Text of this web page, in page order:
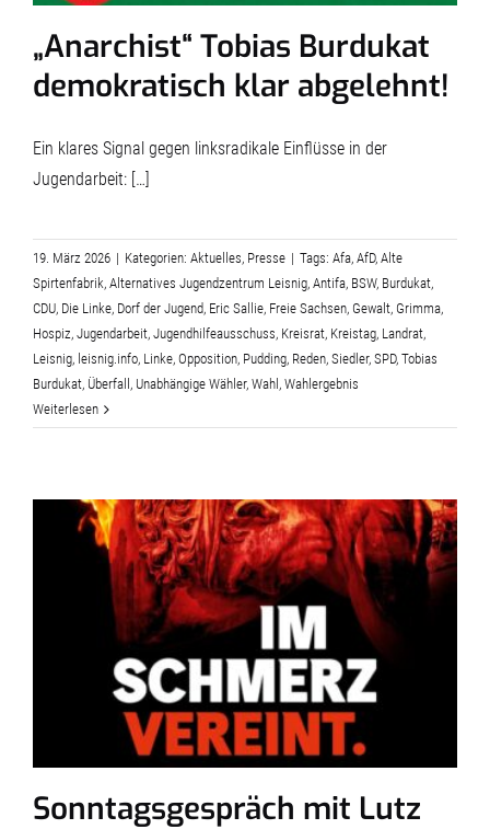
„Anarchist“ Tobias Burdukat
demokratisch klar abgelehnt!
Ein klares Signal gegen linksradikale Einflüsse in der
Jugendarbeit: […]
19. März 2026 | Kategorien: Aktuelles, Presse | Tags: Afa, AfD, Alte
Spirtenfabrik, Alternatives Jugendzentrum Leisnig, Antifa, BSW, Burdukat,
CDU, Die Linke, Dorf der Jugend, Eric Sallie, Freie Sachsen, Gewalt, Grimma,
Hospiz, Jugendarbeit, Jugendhilfeausschuss, Kreisrat, Kreistag, Landrat,
Leisnig, leisnig.info, Linke, Opposition, Pudding, Reden, Siedler, SPD, Tobias
Burdukat, Überfall , Unabhängige Wähler, Wahl , Wahlergebnis
Weiterlesen
Sonntagsgespräch mit Lutz